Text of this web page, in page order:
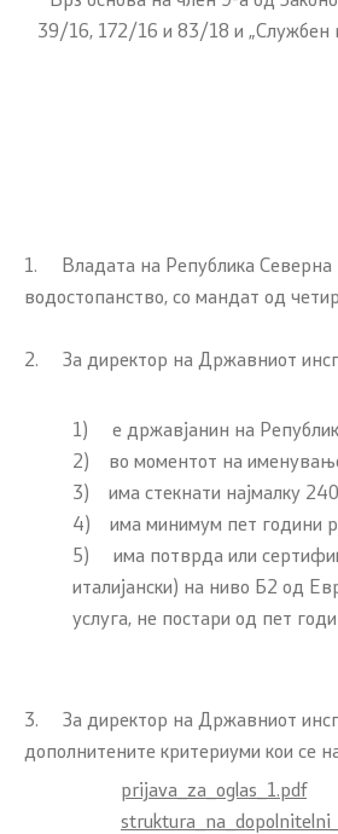
Контакт
Изјава за пристапност
39/16, 172/16 и 83/18 и „Службен
1. Владата на Република Северна
водостопанство, со мандат од
2. За директор на Државниот
1) е државјанин на
2) во моментот на
3) има стекнати најмалку
4) има минимум пет години
5) има потврда или
италијански) на ниво Б2 од
услуга, не постари од пет
3. За директор на Државниот
дополнитените критериуми кои се
prijava_za_oglas_1.pdf